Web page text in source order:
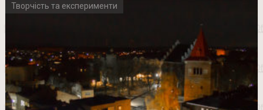
Творчість та експерименти